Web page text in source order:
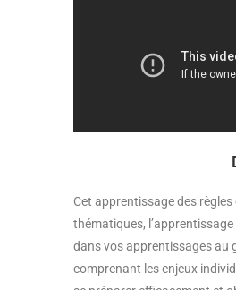
Cet apprentissage des
thématiques,
dans vos apprentissages au
comprenant les enjeux